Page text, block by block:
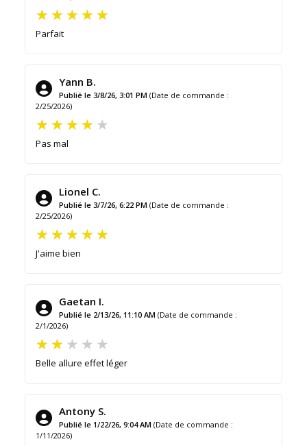
Parfait
Yann B.
Publié le 3/8/26, 3:01 PM (Date de commande :
2/25/2026)
Pas mal
Lionel C.
Publié le 3/7/26, 6:22 PM (Date de commande :
2/25/2026)
J'aime bien
Gaetan I.
Publié le 2/13/26, 11:10 AM (Date de commande :
2/1/2026)
Belle allure effet léger
Antony S.
Publié le 1/22/26, 9:04 AM (Date de commande :
1/11/2026)